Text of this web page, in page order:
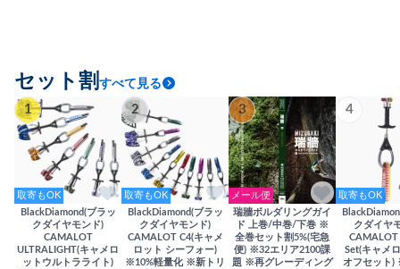
セット割 すべて見る
1
取寄もOK
BlackDiamond(ブラッ
クダイヤモンド)
CAMALOT
ULTRALIGHT(キャメロ
ットウルトラライト)
2
取寄もOK
BlackDiamond(ブラッ
クダイヤモンド)
CAMALOT C4(キャメ
ロット シーフォー)
※10%軽量化 ※新トリ
3
メール便
瑞牆ボルダリングガイ
ド 上巻/中巻/下巻 ※
全巻セット割5%(宅急
便) ※32エリア2100課
題 ※再グレーディング
4
取寄もOK
クダイヤ
Set(キャメ
オフセット)